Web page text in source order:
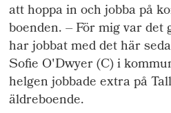
att hoppa in och jobba på
boenden. – För mig var det
har jobbat med det här
Sofie O'Dwyer (C) i
helgen jobbade extra på
äldreboende.